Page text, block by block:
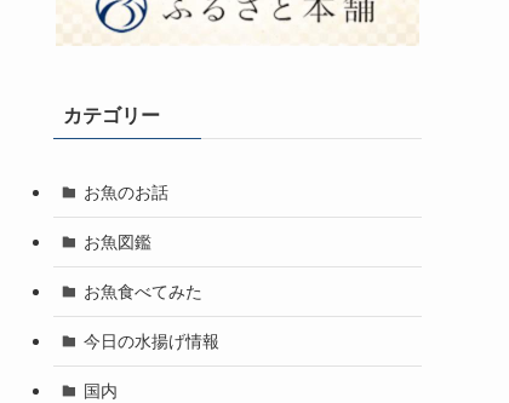
カテゴリー
お魚のお話
お魚図鑑
お魚食べてみた
今日の水揚げ情報
国内